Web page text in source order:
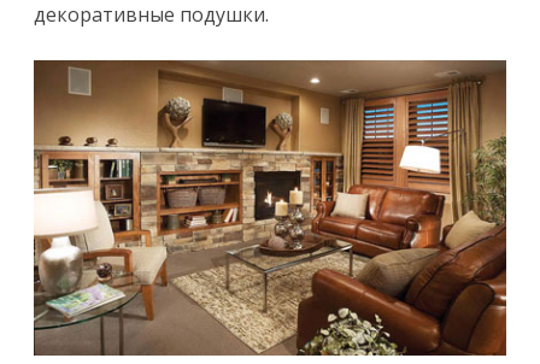
декоративные подушки.